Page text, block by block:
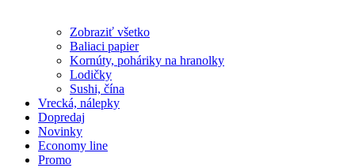
Zobraziť všetko
Baliaci papier
Kornúty, poháriky na hranolky
Lodičky
Sushi, čína
Vrecká, nálepky
Dopredaj
Novinky
Economy line
Promo